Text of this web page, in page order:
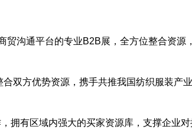
贸沟通平台的专业B2B展，全方位整合资源
双方优势资源，携手共推我国纺织服装产
拥有区域内强大的买家资源库，支撑企业